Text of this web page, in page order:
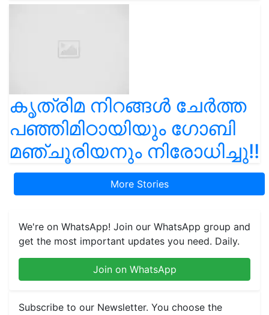
കൃത്രിമ നിറങ്ങൾ ചേർത്ത
പഞ്ഞിമിഠായിയും ഗോബി
മഞ്ചൂരിയനും നിരോധിച്ചു!!
More Stories
We're on WhatsApp! Join our WhatsApp group and
get the most important updates you need. Daily.
Join on WhatsApp
Subscribe to our Newsletter. You choose the